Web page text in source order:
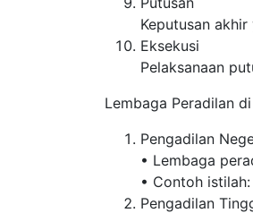
Keputusan
Eksekusi
Pelaksanaan
Lembaga Peradilan
Pengadilan
• Lembaga
• Contoh
Pengadilan